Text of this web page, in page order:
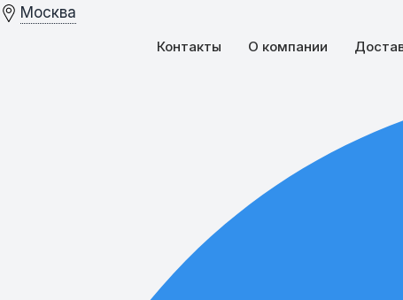
Москва
Контакты О компании
Магнитная штукатурка vs магнитная краска